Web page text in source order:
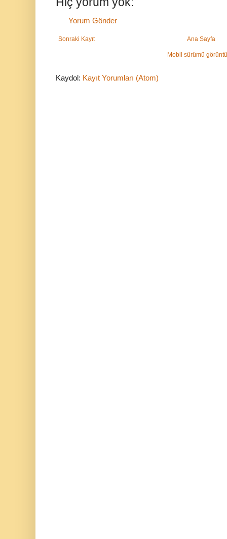
Yorum Gönder
Sonraki Kayıt Ana Sayfa
Mobil sürümü
Kaydol: Kayıt Yorumları (Atom)